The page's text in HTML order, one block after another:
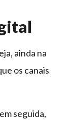
ainda na
os canais
seguida,